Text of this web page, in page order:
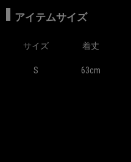
アイテムサイズ
サイズ 着丈
S 63cm